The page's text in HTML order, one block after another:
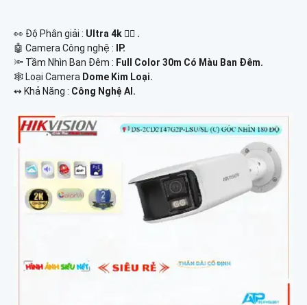
️👀 Độ Phân giải : Ultra 4k 👍🏾 .
🤖️ Camera Công nghệ :
IP.
🔦 Tầm Nhìn Ban Đêm : Full Color 30m Có Màu Ban Đêm.
🕸️ Loại Camera Dome Kim Loại.
️↭ Khả Năng : Công Nghệ AI.